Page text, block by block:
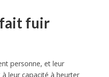
fait fuir
personne, et leur
leur capacité à heurter